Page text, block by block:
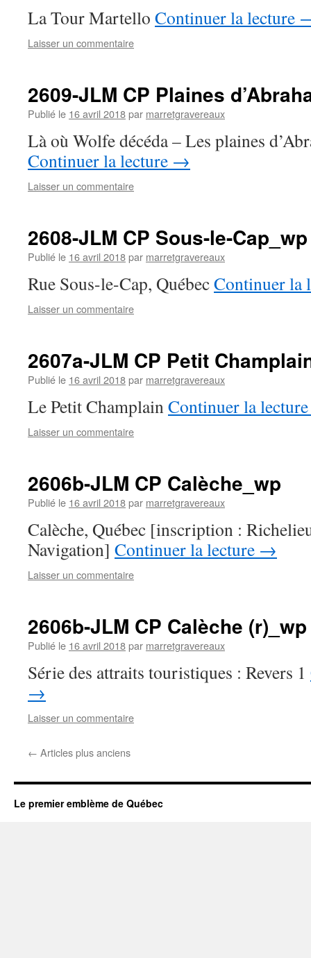
La Tour Martello Continuer la lecture
Laisser un commentaire
2609-JLM CP Plaines
Publié le 16 avril 2018par marretgravereaux
Là où Wolfe décéda – Les plaines
Continuer la lecture →
Laisser un commentaire
2608-JLM CP Sous-le-Cap_wp
Publié le 16 avril 2018par marretgravereaux
Rue Sous-le-Cap, QuébecContinuer la
Laisser un commentaire
2607a-JLM CP Petit
Publié le 16 avril 2018par marretgravereaux
Le Petit ChamplainContinuer la
Laisser un commentaire
2606b-JLM CP Calèche_wp
Publié le 16 avril 2018par marretgravereaux
Calèche, Québec [inscription :
Navigation] Continuer la lecture →
Laisser un commentaire
2606b-JLM CP Calèche (r)_wp
Publié le 16 avril 2018par marretgravereaux
Série des attraits touristiques : Revers 1
→
Laisser un commentaire
← Articles plus anciens
Le premier emblème de Québec